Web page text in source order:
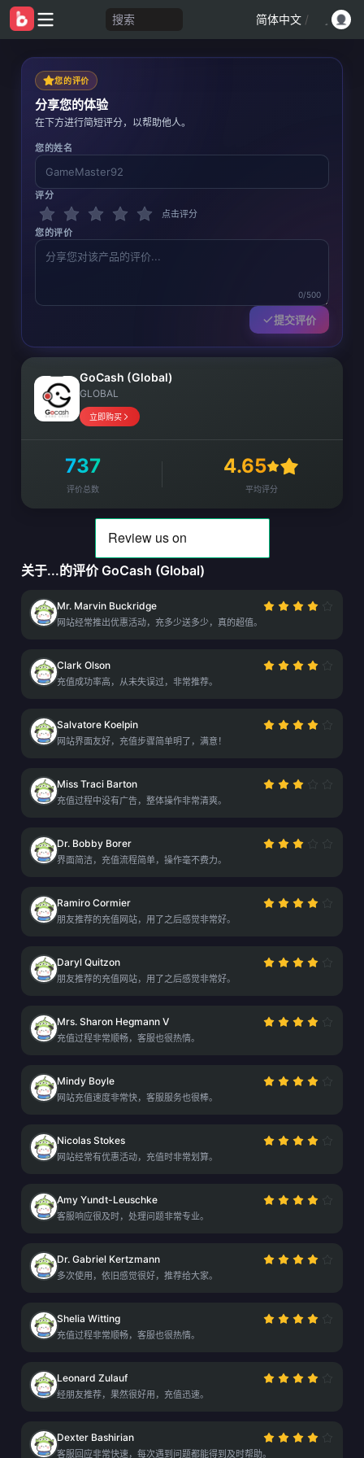
搜索 简体中文 /
您的评价
分享您的体验
在下方进行简短评分，以帮助他人。
您的姓名
评分
点击评分
您的评价
0/500
提交评价
GoCash (Global)
GLOBAL
立即购买
737
评价总数
4.65
平均评分
关于...的评价 GoCash (Global)
Mr. Marvin Buckridge
网站经常推出优惠活动，充多少送多少，真的超值。
Clark Olson
充值成功率高，从未失误过，非常推荐。
Salvatore Koelpin
网站界面友好，充值步骤简单明了，满意！
Miss Traci Barton
充值过程中没有广告，整体操作非常清爽。
Dr. Bobby Borer
界面简洁，充值流程简单，操作毫不费力。
Ramiro Cormier
朋友推荐的充值网站，用了之后感觉非常好。
Daryl Quitzon
朋友推荐的充值网站，用了之后感觉非常好。
Mrs. Sharon Hegmann V
充值过程非常顺畅，客服也很热情。
Mindy Boyle
网站充值速度非常快，客服服务也很棒。
Nicolas Stokes
网站经常有优惠活动，充值时非常划算。
Amy Yundt-Leuschke
客服响应很及时，处理问题非常专业。
Dr. Gabriel Kertzmann
多次使用，依旧感觉很好，推荐给大家。
Shelia Witting
充值过程非常顺畅，客服也很热情。
Leonard Zulauf
经朋友推荐，果然很好用，充值迅速。
Dexter Bashirian
客服回应非常快速，每次遇到问题都能得到及时帮助。